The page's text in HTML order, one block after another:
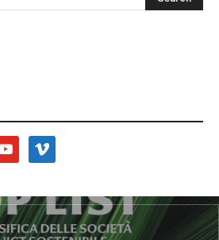
vimeo